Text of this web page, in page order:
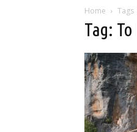
Home Tags
Tag: